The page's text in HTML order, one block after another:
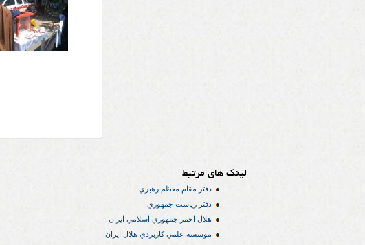
لینک های مرتبط
دفتر مقام معظم رهبري
دفتر رياست جمهوري
هلال احمر جمهوري اسلامي ايران
موسسه علمي كاربردي هلال ایران